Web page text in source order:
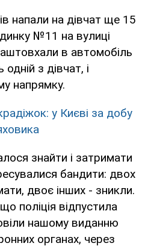
напали на дівчат ще 15
№11 на вулиці
в автомобіль
з дівчат, і
напрямку.
у Києві за добу
знайти і затримати
бандити: двох
двоє інших - зникли.
поліція відпустила
нашому виданню
органах, через